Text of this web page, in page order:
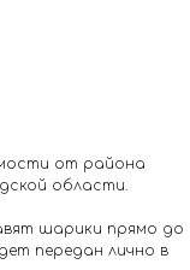
от района
области.
шарики прямо до
передан лично в